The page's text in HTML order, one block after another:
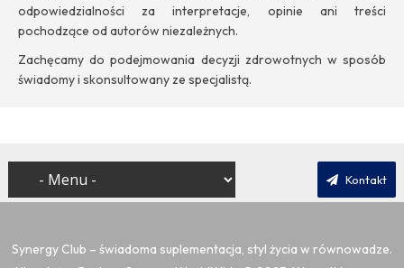
odpowiedzialności za interpretacje, opinie ani treści
pochodzące od autorów niezależnych.
Zachęcamy do podejmowania decyzji zdrowotnych w sposób
świadomy i skonsultowany ze specjalistą.
Kontakt
Synergy Club – świadoma suplementacja, styl życia w równowadze.